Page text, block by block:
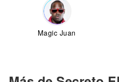
Magic Juan